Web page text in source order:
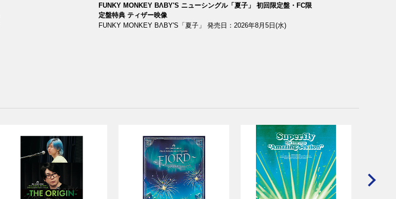
FUNKY MONKEY BΛBY'S ニューシングル「夏子」 初回限定盤・FC限
定盤特典 ティザー映像
FUNKY MONKEY BΛBY'S「夏子」 発売日：2026年8月5日(水)